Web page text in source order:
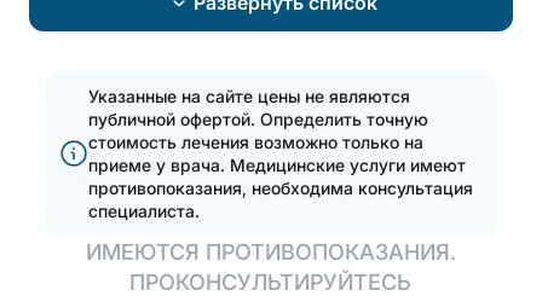
Полная
имплантация зубов
на 4 имплантах
Зуботехническая
лаборатория
Протезирование
Удалить зуб
Эстетическая
Поставить брекеты,
исправить прикус
Указанные на сайте цены не являются
публичной офертой. Определить точную
стоимость лечения возможно только на
приеме у врача. Медицинские услуги имеют
противопоказания, необходима консультация
специалиста.
ИМЕЮТСЯ ПРОТИВОПОКАЗАНИЯ.
ПРОКОНСУЛЬТИРУЙТЕСЬ